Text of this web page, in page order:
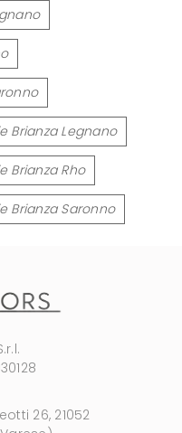
Brianza Legnano
Brianza Rho
Brianza Saronno
26, 21052